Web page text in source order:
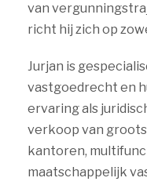
van
richt hij zich op
Jurjan is
vastgoedrecht en
ervaring als
verkoop van
kantoren,
maatschappelijk